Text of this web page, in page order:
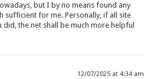
but I by no means found any
sufficient for me. Personally, if all site
the net shall be much more helpful
12/07/2025 at 4:34 am